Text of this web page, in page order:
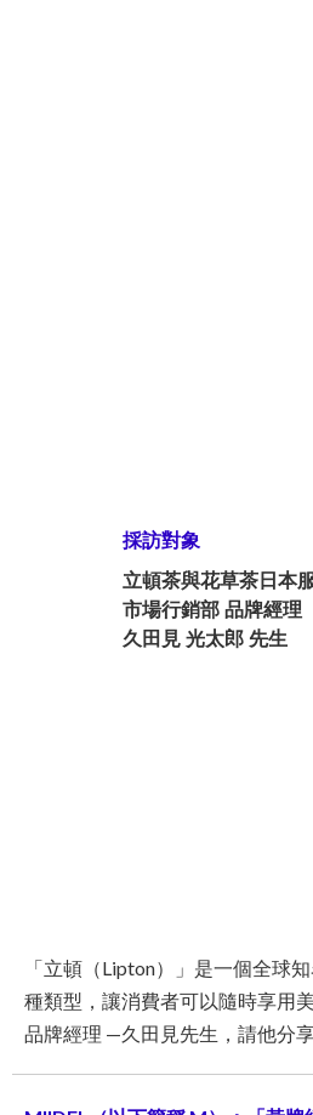
採訪對象
立頓茶與花草茶日本
市場行銷部 品牌經理
久田見 光太郎 先生
「立頓（Lipton）」是一個全球
種類型，讓消費者可以隨時享用
品牌經理 —久田見先生，請他分